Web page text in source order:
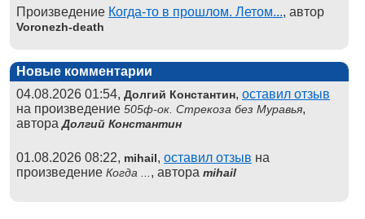
Произведение Когда-то в прошлом. Летом..., автор
Voronezh-death
Новые комментарии
04.08.2026 01:54, Долгий Константин, оставил отзыв
на произведение 505ф-ок. Стрекоза без Муравья,
автораДолгий Константин
01.08.2026 08:22, mihail, оставил отзыв на
произведение Когда ... , автора mihail